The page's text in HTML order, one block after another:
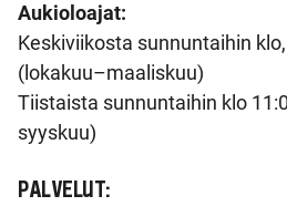
Aukioloajat:
Keskiviikosta sunnuntaihin
(lokakuu–maaliskuu)
Tiistaista sunnuntaihin klo
syyskuu)
PALVELUT: